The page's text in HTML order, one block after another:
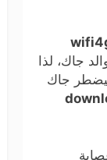
جاك، لذا
جاك